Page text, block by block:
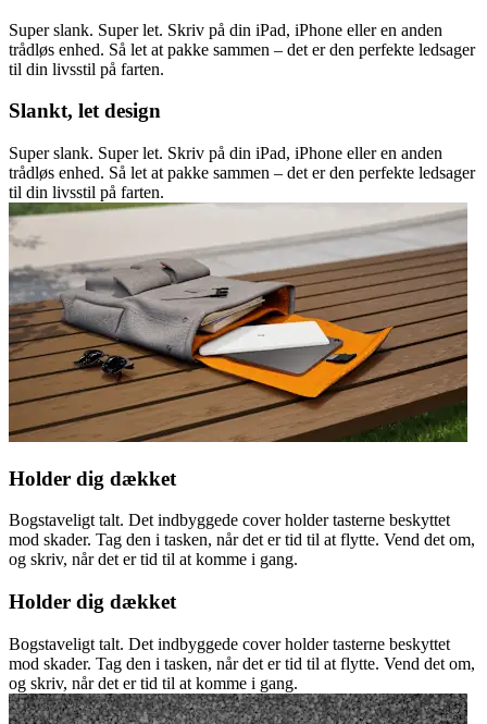
Super slank. Super let. Skriv på din iPad, iPhone eller en anden
trådløs enhed. Så let at pakke sammen – det er den perfekte ledsager
til din livsstil på farten.
Slankt, let design
Super slank. Super let. Skriv på din iPad, iPhone eller en anden
trådløs enhed. Så let at pakke sammen – det er den perfekte ledsager
til din livsstil på farten.
Holder dig dækket
Bogstaveligt talt. Det indbyggede cover holder tasterne beskyttet
mod skader. Tag den i tasken, når det er tid til at flytte. Vend det om,
og skriv, når det er tid til at komme i gang.
Holder dig dækket
Bogstaveligt talt. Det indbyggede cover holder tasterne beskyttet
mod skader. Tag den i tasken, når det er tid til at flytte. Vend det om,
og skriv, når det er tid til at komme i gang.